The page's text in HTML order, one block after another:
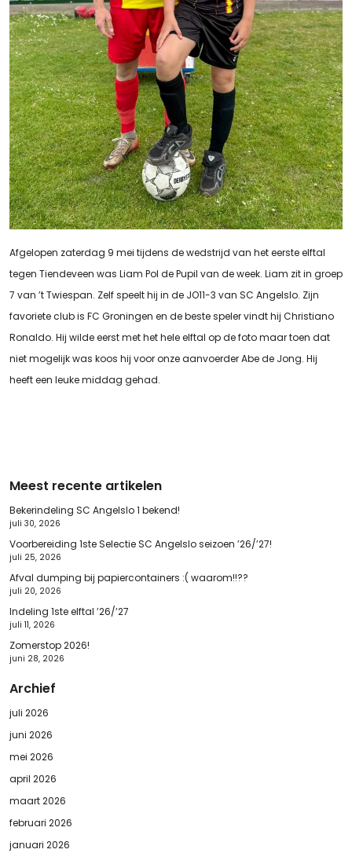
Afgelopen zaterdag 9 mei tijdens de wedstrijd van het eerste elftal
tegen Tiendeveen was Liam Pol de Pupil van de week. Liam zit in groep
7 van ’t Twiespan. Zelf speelt hij in de JO11-3 van SC Angelslo. Zijn
favoriete club is FC Groningen en de beste speler vindt hij Christiano
Ronaldo. Hij wilde eerst met het hele elftal op de foto maar toen dat
niet mogelijk was koos hij voor onze aanvoerder Abe de Jong. Hij
heeft een leuke middag gehad.
Meest recente artikelen
Bekerindeling SC Angelslo 1 bekend!
juli 30, 2026
Voorbereiding 1ste Selectie SC Angelslo seizoen ’26/’27!
juli 25, 2026
Afval dumping bij papiercontainers :( waarom!!??
juli 20, 2026
Indeling 1ste elftal ’26/’27
juli 11, 2026
Zomerstop 2026!
juni 28, 2026
Archief
juli 2026
juni 2026
mei 2026
april 2026
maart 2026
februari 2026
januari 2026